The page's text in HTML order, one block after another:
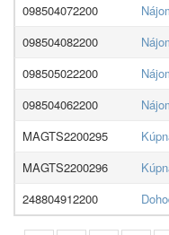
098504072200
098504082200
098505022200
098504062200
MAGTS2200295
MAGTS2200296
248804912200